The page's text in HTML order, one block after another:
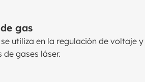
gas
se utiliza en la regulación de voltaje
de gases láser.